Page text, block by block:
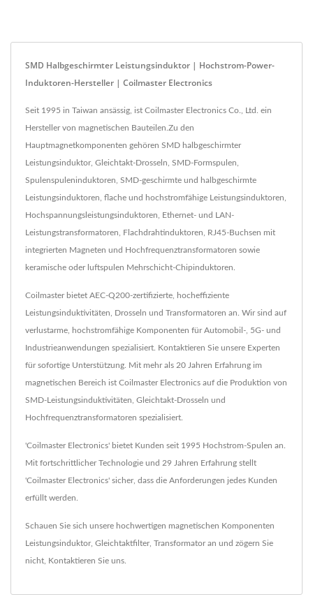
SMD Halbgeschirmter Leistungsinduktor | Hochstrom-Power-
Induktoren-Hersteller | Coilmaster Electronics
Seit 1995 in Taiwan ansässig, ist Coilmaster Electronics Co., Ltd. ein
Hersteller von magnetischen Bauteilen.Zu den
Hauptmagnetkomponenten gehören SMD halbgeschirmter
Leistungsinduktor, Gleichtakt-Drosseln, SMD-Formspulen,
Spulenspuleninduktoren, SMD-geschirmte und halbgeschirmte
Leistungsinduktoren, flache und hochstromfähige Leistungsinduktoren,
Hochspannungsleistungsinduktoren, Ethernet- und LAN-
Leistungstransformatoren, Flachdrahtinduktoren, RJ45-Buchsen mit
integrierten Magneten und Hochfrequenztransformatoren sowie
keramische oder luftspulen Mehrschicht-Chipinduktoren.
Coilmaster bietet AEC-Q200-zertifizierte, hocheffiziente
Leistungsinduktivitäten, Drosseln und Transformatoren an. Wir sind auf
verlustarme, hochstromfähige Komponenten für Automobil-, 5G- und
Industrieanwendungen spezialisiert. Kontaktieren Sie unsere Experten
für sofortige Unterstützung. Mit mehr als 20 Jahren Erfahrung im
magnetischen Bereich ist Coilmaster Electronics auf die Produktion von
SMD-Leistungsinduktivitäten, Gleichtakt-Drosseln und
Hochfrequenztransformatoren spezialisiert.
'Coilmaster Electronics' bietet Kunden seit 1995 Hochstrom-Spulen an.
Mit fortschrittlicher Technologie und 29 Jahren Erfahrung stellt
'Coilmaster Electronics' sicher, dass die Anforderungen jedes Kunden
erfüllt werden.
Schauen Sie sich unsere hochwertigen magnetischen Komponenten
Leistungsinduktor, Gleichtaktfilter, Transformatoran und zögern Sie
nicht, Kontaktieren Sie uns